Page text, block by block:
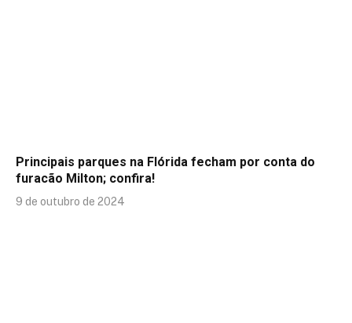
Principais parques na Flórida fecham por conta do
furacão Milton; confira!
9 de outubro de 2024